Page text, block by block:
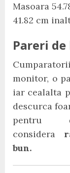
Masoara
41.82 cm
Pareri
monitor, o
iar cealalta
descurca
pentru
considera
bun.